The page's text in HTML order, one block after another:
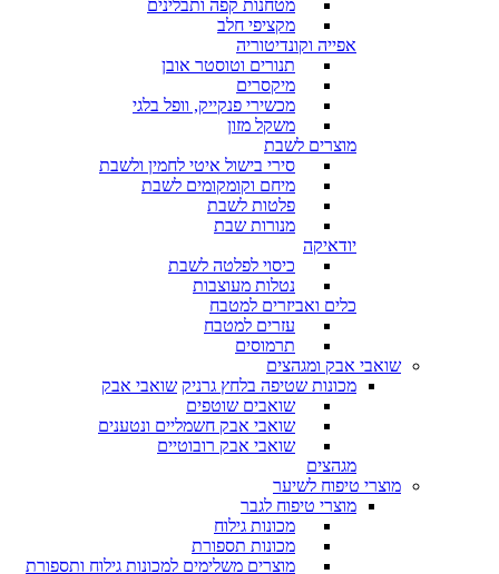
מטחנות קפה ותבלינים
מקציפי חלב
אפייה וקונדיטוריה
תנורים וטוסטר אובן
מיקסרים
מכשירי פנקייק, וופל בלגי
משקל מזון
מוצרים לשבת
סירי בישול איטי לחמין ולשבת
מיחם וקומקומים לשבת
פלטות לשבת
מנורות שבת
יודאיקה
כיסוי לפלטה לשבת
נטלות מעוצבות
כלים ואביזרים למטבח
עזרים למטבח
תרמוסים
שואבי אבק ומגהצים
מכונות שטיפה בלחץ גרניק שואבי אבק
שואבים שוטפים
שואבי אבק חשמליים ונטענים
שואבי אבק רובוטיים
מגהצים
מוצרי טיפוח לשיער
מוצרי טיפוח לגבר
מכונות גילוח
מכונות תספורת
מוצרים משלימים למכונות גילוח ותספורת